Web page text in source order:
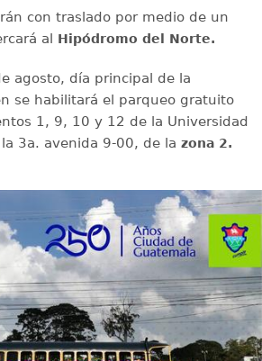
con traslado por medio de un
al Hipódromo del Norte.
agosto, día principal de la
se habilitará el parqueo gratuito
1, 9, 10 y 12 de la Universidad
3a. avenida 9-00, de la zona 2.